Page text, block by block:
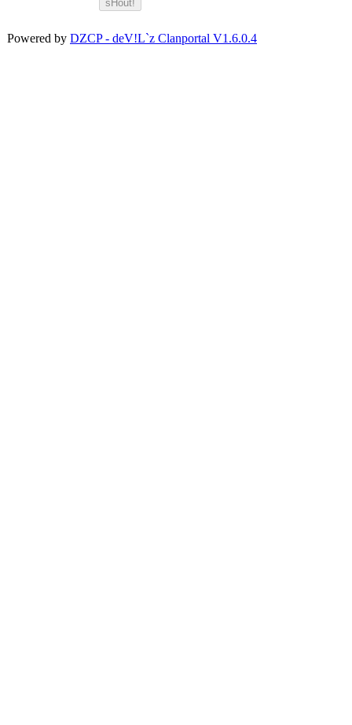
Powered by DZCP - deV!L`z Clanportal V1.6.0.4